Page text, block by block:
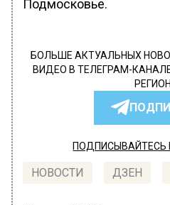
Подмосковье.
БОЛЬШЕ АКТУАЛЬНЫХ
ВИДЕО В ТЕЛЕГРАМ-
ПОДПИСЫВАЙТЕСЬ
НОВОСТИ ДЗЕН